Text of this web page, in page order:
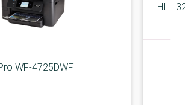
WF-4725DWF
HL-